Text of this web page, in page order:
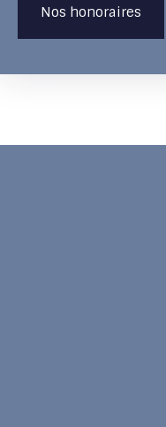
Nos honoraires